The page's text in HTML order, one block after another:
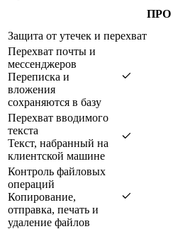
ПРО
Защита от утечек и перехват
Перехват почты и
мессенджеров
Переписка и
вложения
сохраняются в базу
Перехват вводимого
текста
Текст, набранный на
клиентской машине
Контроль файловых
операций
Копирование,
отправка, печать и
удаление файлов